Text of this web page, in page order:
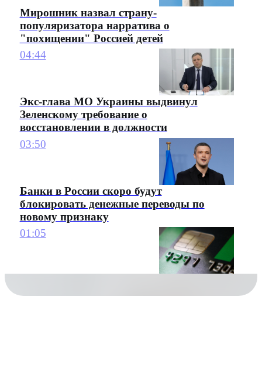
Мирошник назвал страну-
популяризатора нарратива о
"похищении" Россией детей
04:44
Экс-глава МО Украины выдвинул
Зеленскому требование о
восстановлении в должности
03:50
Банки в России скоро будут
блокировать денежные переводы по
новому признаку
01:05